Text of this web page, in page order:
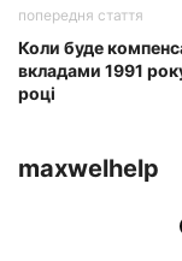
попередня стаття
Коли буде
вкладами 1991
році
maxwelhelp